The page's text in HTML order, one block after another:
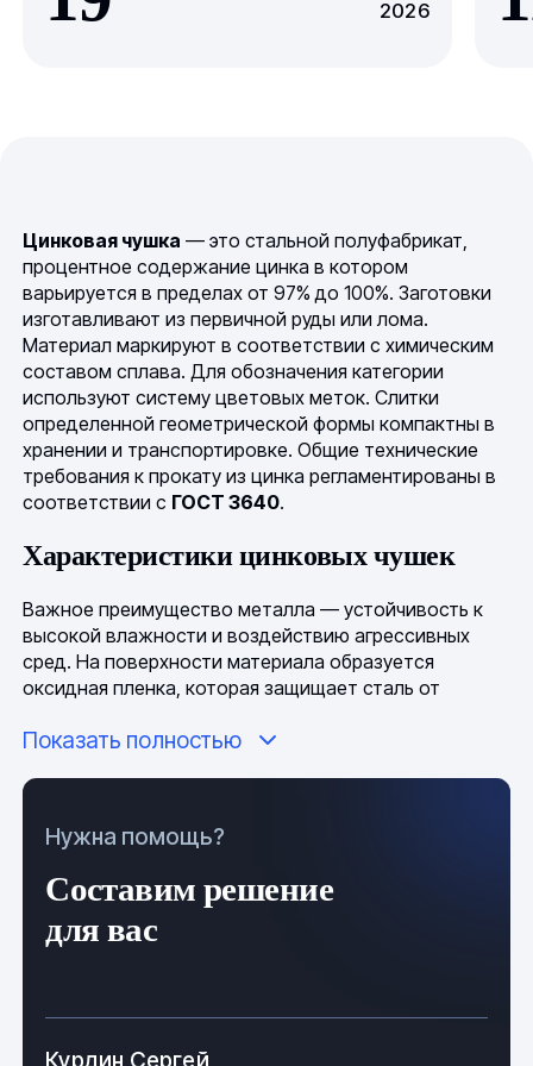
2026
Цинковая чушка — это стальной полуфабрикат,
процентное содержание цинка в котором
варьируется в пределах от 97% до 100%. Заготовки
изготавливают из первичной руды или лома.
Материал маркируют в соответствии с химическим
составом сплава. Для обозначения категории
используют систему цветовых меток. Слитки
определенной геометрической формы компактны в
хранении и транспортировке. Общие технические
требования к прокату из цинка регламентированы в
соответствии с ГОСТ 3640.
Характеристики цинковых чушек
Важное преимущество металла — устойчивость к
высокой влажности и воздействию агрессивных
сред. На поверхности материала образуется
оксидная пленка, которая защищает сталь от
Ц3,ЦО,ЦВ,ЦВО,ЦОА. Процентное соотношение
сплаве строго регламентировано. Важными
эстетичность;
Показать полностью
Нужна помощь?
Составим решение
для вас
Курдин Сергей